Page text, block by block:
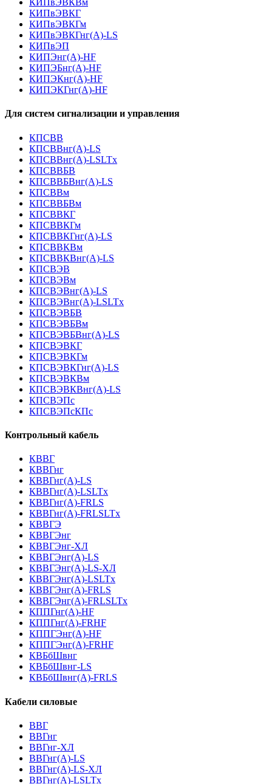
КИПвЭВКВм
КИПвЭВКГ
КИПвЭВКГм
КИПвЭВКГнг(А)-LS
КИПвЭП
КИПЭнг(А)-HF
КИПЭБнг(А)-HF
КИПЭКнг(А)-HF
КИПЭКГнг(А)-HF
Для систем сигнализации и управления
КПСВВ
КПСВВнг(А)-LS
КПСВВнг(А)-LSLTx
КПСВВБВ
КПСВВБВнг(А)-LS
КПСВВм
КПСВВБВм
КПСВВКГ
КПСВВКГм
КПСВВКГнг(А)-LS
КПСВВКВм
КПСВВКВнг(А)-LS
КПСВЭВ
КПСВЭВм
КПСВЭВнг(А)-LS
КПСВЭВнг(А)-LSLTx
КПСВЭВБВ
КПСВЭВБВм
КПСВЭВБВнг(А)-LS
КПСВЭВКГ
КПСВЭВКГм
КПСВЭВКГнг(А)-LS
КПСВЭВКВм
КПСВЭВКВнг(А)-LS
КПСВЭПс
КПСВЭПсКПс
Контрольный кабель
КВВГ
КВВГнг
КВВГнг(А)-LS
КВВГнг(А)-LSLTx
КВВГнг(А)-FRLS
КВВГнг(А)-FRLSLTx
КВВГЭ
КВВГЭнг
КВВГЭнг-ХЛ
КВВГЭнг(А)-LS
КВВГЭнг(А)-LS-ХЛ
КВВГЭнг(А)-LSLTx
КВВГЭнг(А)-FRLS
КВВГЭнг(А)-FRLSLTx
КППГнг(А)-HF
КППГнг(А)-FRHF
КППГЭнг(А)-HF
КППГЭнг(А)-FRHF
КВБбШвнг
КВБбШвнг-LS
КВБбШвнг(А)-FRLS
Кабели силовые
ВВГ
ВВГнг
ВВГнг-ХЛ
ВВГнг(А)-LS
ВВГнг(А)-LS-ХЛ
ВВГнг(А)-LSLTx